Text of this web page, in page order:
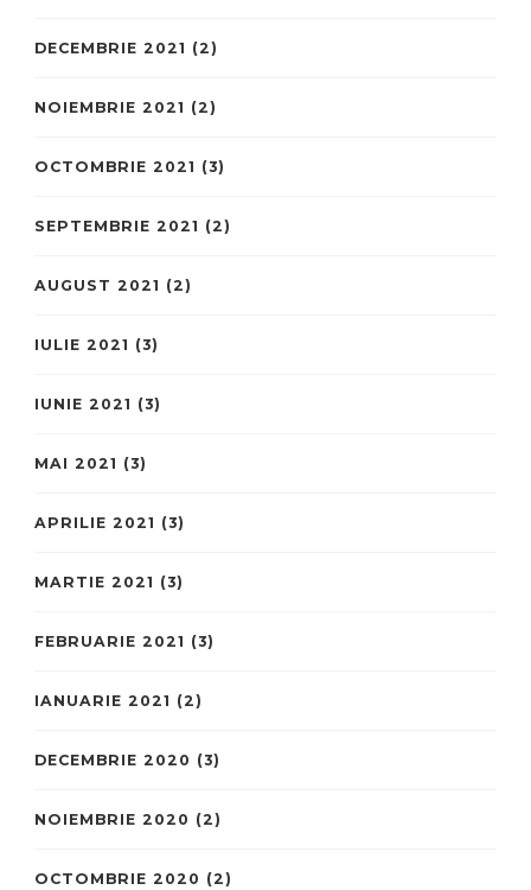
DECEMBRIE 2021 (2)
NOIEMBRIE 2021 (2)
OCTOMBRIE 2021 (3)
SEPTEMBRIE 2021 (2)
AUGUST 2021 (2)
IULIE 2021 (3)
IUNIE 2021 (3)
MAI 2021 (3)
APRILIE 2021 (3)
MARTIE 2021 (3)
FEBRUARIE 2021 (3)
IANUARIE 2021 (2)
DECEMBRIE 2020 (3)
NOIEMBRIE 2020 (2)
OCTOMBRIE 2020 (2)